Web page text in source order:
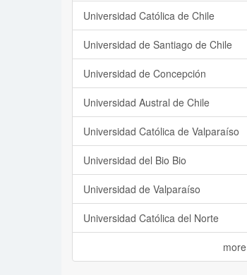
Universidad Católica de Chile
Universidad de Santiago de Chile
Universidad de Concepción
Universidad Austral de Chile
Universidad Católica de Valparaíso
Universidad del Bio Bio
Universidad de Valparaíso
Universidad Católica del Norte
more